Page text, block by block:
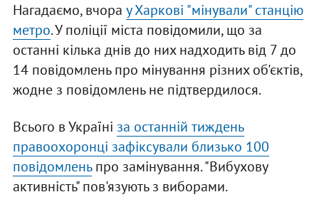
Нагадаємо, вчора у Харкові "мінували" станцію
метро. У поліції міста повідомили, що за
останні кілька днів до них надходить від 7 до
14 повідомлень про мінування різних об'єктів,
жодне з повідомлень не підтвердилося.
Всього в Україні за останній тиждень
правоохоронці зафіксували близько 100
повідомленьпро замінування. "Вибухову
активність" пов'язують з виборами.